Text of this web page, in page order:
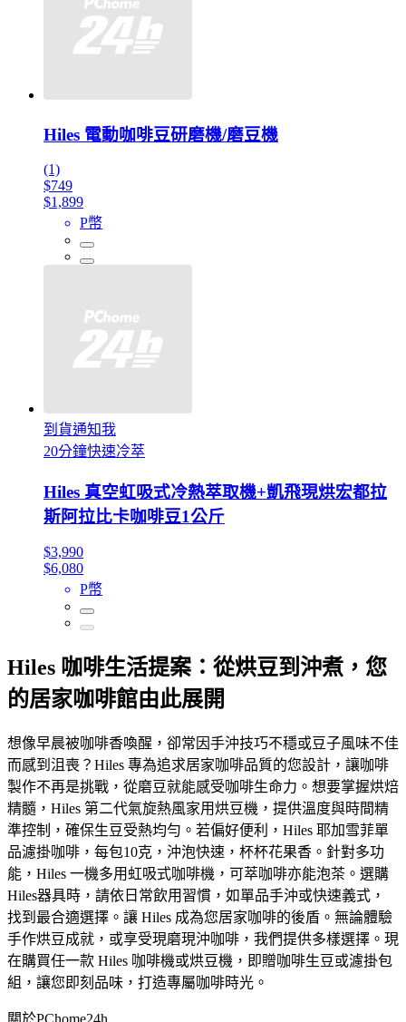
Hiles 電動咖啡豆研磨機/磨豆機
(1)
$749
$1,899
P幣
到貨通知我
20分鐘快速冷萃
Hiles 真空虹吸式冷熱萃取機+凱飛現烘宏都拉
斯阿拉比卡咖啡豆1公斤
$3,990
$6,080
P幣
Hiles 咖啡生活提案：從烘豆到沖煮，您
的居家咖啡館由此展開
想像早晨被咖啡香喚醒，卻常因手沖技巧不穩或豆子風味不佳
而感到沮喪？Hiles 專為追求居家咖啡品質的您設計，讓咖啡
製作不再是挑戰，從磨豆就能感受咖啡生命力。想要掌握烘焙
精髓，Hiles 第二代氣旋熱風家用烘豆機，提供溫度與時間精
準控制，確保生豆受熱均勻。若偏好便利，Hiles 耶加雪菲單
品濾掛咖啡，每包10克，沖泡快速，杯杯花果香。針對多功
能，Hiles 一機多用虹吸式咖啡機，可萃咖啡亦能泡茶。選購
Hiles器具時，請依日常飲用習慣，如單品手沖或快速義式，
找到最合適選擇。讓 Hiles 成為您居家咖啡的後盾。無論體驗
手作烘豆成就，或享受現磨現沖咖啡，我們提供多樣選擇。現
在購買任一款 Hiles 咖啡機或烘豆機，即贈咖啡生豆或濾掛包
組，讓您即刻品味，打造專屬咖啡時光。
關於PChome24h